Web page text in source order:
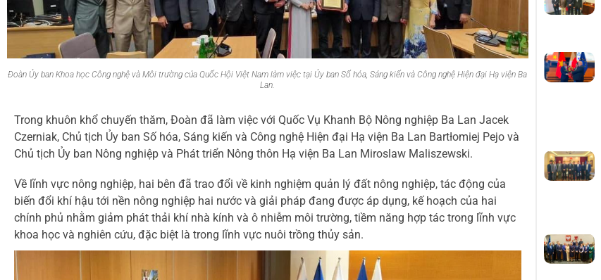
Đoàn Ủy ban Khoa học Công nghệ và Môi trường của Quốc Hội Việt Nam làm việc tại Ủy ban Số hóa, Sáng kiến và Công nghệ Hiện đại Hạ viện Ba
Lan.
Trong khuôn khổ chuyến thăm, Đoàn đã làm việc với Quốc Vụ Khanh Bộ Nông nghiệp Ba Lan Jacek
Czerniak, Chủ tịch Ủy ban Số hóa, Sáng kiến và Công nghệ Hiện đại Hạ viện Ba Lan Bartłomiej Pejo và
Chủ tịch Ủy ban Nông nghiệp và Phát triển Nông thôn Hạ viện Ba Lan Miroslaw Maliszewski.
Về lĩnh vực nông nghiệp, hai bên đã trao đổi về kinh nghiệm quản lý đất nông nghiệp, tác động của
biến đổi khí hậu tới nền nông nghiệp hai nước và giải pháp đang được áp dụng, kế hoạch của hai
chính phủ nhằm giảm phát thải khí nhà kính và ô nhiễm môi trường, tiềm năng hợp tác trong lĩnh vực
khoa học và nghiên cứu, đặc biệt là trong lĩnh vực nuôi trồng thủy sản.